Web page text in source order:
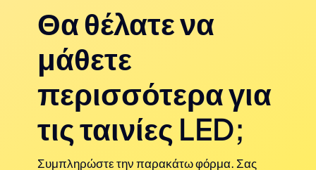
Θα θέλατε να
μάθετε
περισσότερα για
τις ταινίες LED;
Συμπληρώστε την παρακάτω φόρμα. Σας